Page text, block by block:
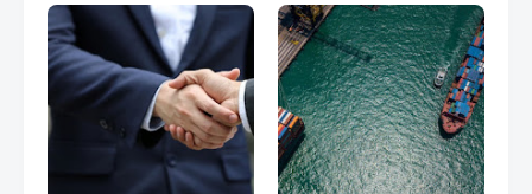
combate?